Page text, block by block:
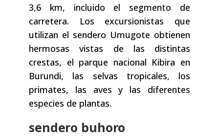
3,6 km, incluido el segmento de
carretera. Los excursionistas que
utilizan el sendero Umugote obtienen
hermosas vistas de las distintas
crestas, el parque nacional Kibira en
Burundi, las selvas tropicales, los
primates, las aves y las diferentes
especies de plantas.
sendero buhoro